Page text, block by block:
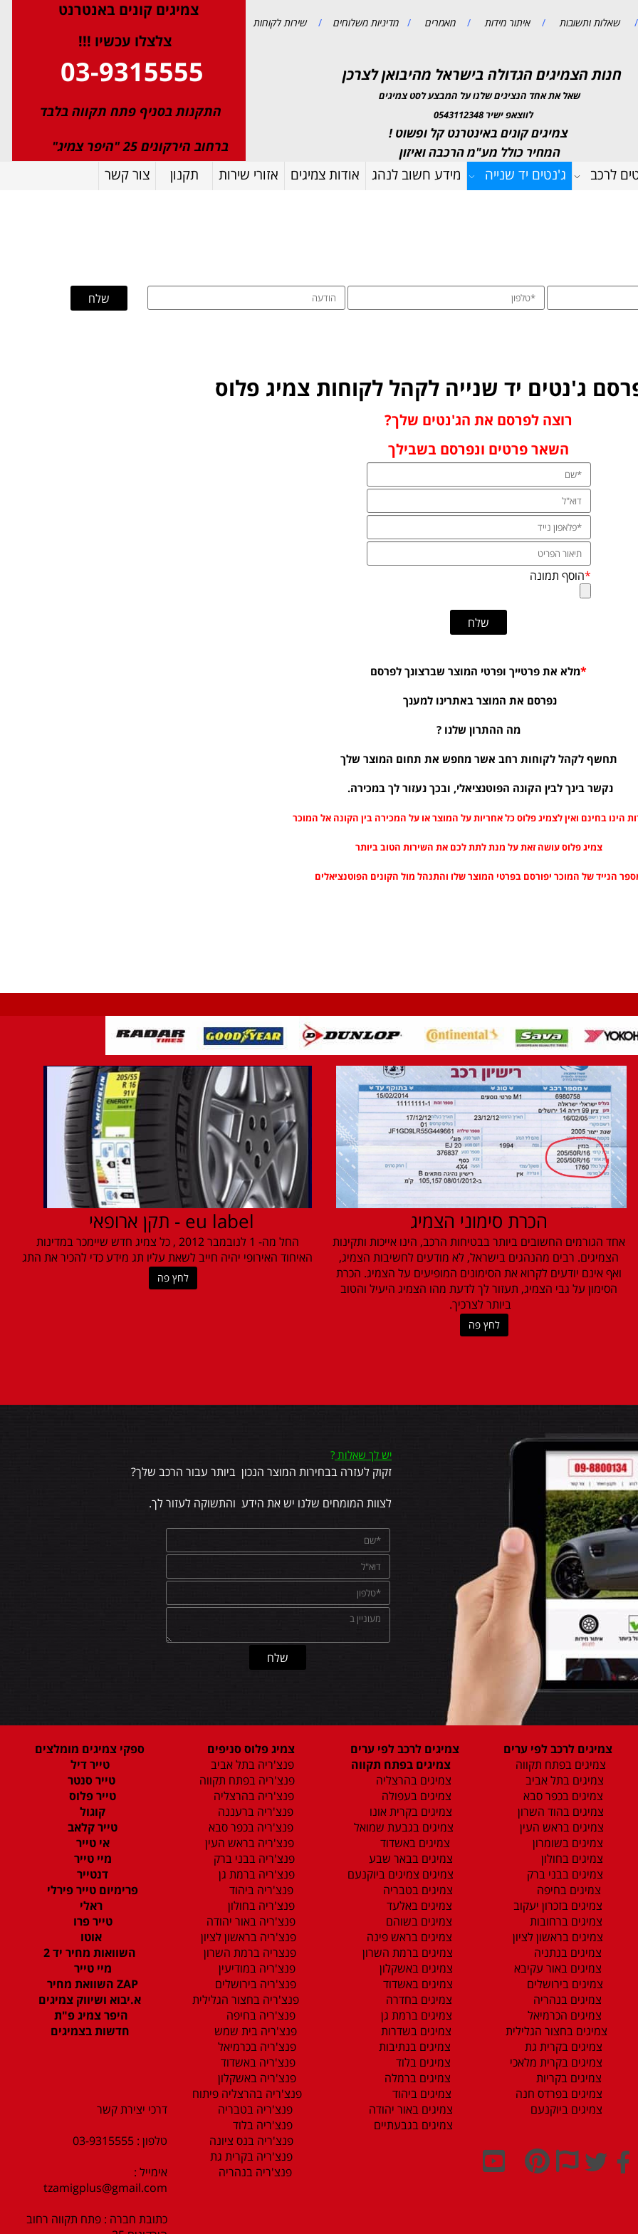
/ שאלות ותשובות / איתור מידות / מאמרים / מדיניות משלוחים / שירות לקוחות
חנות הצמיגים הגדולה בישראל מהיבואן לצרכן
שאל את אחד הנציגים שלנו על המבצע לסט צמיגים
לווצאפ ישיר 0543112348
צמיגים קונים באינטרנט קל ופשוט !
המחיר כולל מע"מ הרכבה ואיזון
צמיגים קונים באנטרנט
צלצלו עכשיו !!!
03-9315555
התקנות בסניף פתח תקווה בלבד
ברחוב הירקונים 25 "היפר צמיג"
לרכב ג'נטים יד שנייה מידע חשוב לנהג אודות צמיגים אזורי שירות תקנון צור קשר
ג'נטים יד שנייה לקהל לקוחות צמיג פלוס
רוצה לפרסם את הג'נטים שלך?
השאר פרטים ונפרסם בשבילך
*מלא את פרטייך ופרטי המוצר שברצונך לפרסם
נפרסם את המוצר באתרינו למענך
מה ההתרון שלנו ?
תחשף לקהל לקוחות רחב אשר מחפש את תחום המוצר שלך
נקשר בינך לבין הקונה הפוטנציאלי, ובכך נעזור לך במכירה.
הינו בחינם ואין לצמיג פלוס כל אחריות על המוצר או על המכירה בין הקונה אל המוכר
צמיג פלוס עושה זאת על מנת לתת לכם את השירות הטוב ביותר
הנייד של המוכר יפורסם בפרטי המוצר שלו והתנהל מול הקונים הפוטנציאלים
הכרת סימוני הצמיג
אחד הגורמים החשובים ביותר בבטיחות הרכב, הינו אייכות ותקינות
הצמיגים. רבים מהנהגים בישראל, לא מודעים לחשיבות הצמיג,
ואף אינם יודעים לקרוא את הסימונים המופיעים על הצמיג. הכרת
הסימון על גבי הצמיג, תעזור לך לדעת מהו הצמיג היעיל והטוב
ביותר לצרכיך.
לחץ פה
eu label - תקן ארופאי
החל מה- 1 לנובמבר 2012 , כל צמיג חדש שיימכר במדינות
האיחוד האירופי יהיה חייב לשאת עליו תג מידע כדי להכיר את התג
לחץ פה
יש לך שאלות ?
זקוק לעזרה בבחירות המוצר הנכון ביותר עבור הרכב שלך?
לצוות המומחים שלנו יש את הידע והתשוקה לעזור לך.
צמיגים לרכב לפי ערים
צמיגים בפתח תקווה
צמיגים בתל אביב
צמיגים בכפר סבא
צמיגים בהוד השרון
צמיגים בראש העין
צמיגים בשומרון
צמיגים בחולון
צמיגים בבני ברק
צמיגים בחיפה
צמיגים בזכרון יעקוב
צמיגים ברחובות
צמיגים בראשון לציון
צמיגים בנתניה
צמיגים באור עקיבא
צמיגים בירושלים
צמיגים בנהריה
צמיגים הכרמיאל
צמיגים בחצור הגלילית
צמיגים בקרית גת
צמיגים בקרית מלאכי
צמיגים בקריות
צמיגים בפרדס חנה
צמיגים ביוקנעם
צמיגים לרכב לפי ערים
צמיגים בפתח תקווה
צמיגים בהרצליה
צמיגים בעפולה
צמיגים בקרית אונו
צמיגים בגבעת שמואל
צמיגים באשדוד
צמיגים בבאר שבע
צמיגים צמיגים ביוקנעם
צמיגים בטבריה
צמיגים באלעד
צמיגים בשוהם
צמיגים בראש פינה
צמיגים ברמת השרון
צמיגים באשקלון
צמיגים באשדוד
צמיגים בחדרה
צמיגים ברמת גן
צמיגים בשדרות
צמיגים בנתיבות
צמיגים בלוד
צמיגים ברמלה
צמיגים ביהוד
צמיגים באור יהודה
צמיגים בגבעתיים
צמיג פלוס סניפים
פנצ'ריה בתל אביב
פנצ'ריה בפתח תקווה
פנצ'ריה בהרצליה
פנצ'ריה ברעננה
פנצ'ריה בכפר סבא
פנצ'ריה בראש העין
פנצ'ריה בבני ברק
פנצ'ריה ברמת גן
פנצ'ריה ביהוד
פנצ'ריה בחולון
פנצ'ריה באור יהודה
פנצ'ריה בראשון לציון
פנצריה ברמת השרון
פנצ'ריה במודיעין
פנצ'ריה בירושלים
פנצ'ריה בחצור הגלילית
פנצ'ריה בחיפה
פנצ'ריה בית שמש
פנצ'ריה בכרמיאל
פנצ'ריה באשדוד
פנצ'ריה באשקלון
פנצ'ריה בהרצליה פיתוח
פנצ'ריה בטבריה
פנצ'ריה בלוד
פנצ'ריה בנס ציונה
פנצ'ריה בקרית גת
פנצ'ריה בנהריה
ספקי צמיגים מומלצים
טייר דיל
טייר סנטר
טייר פלוס
קוגול
טייר קלאב
אי טייר
מיי טייר
דנטייר
פרימיום טייר פירלי
ראלי
טייר פרו
אוטו
השוואות מחיר יד 2
מיי טייר
ZAP השוואת מחיר
א.יבוא ושיווק צמיגים
היפר צמיג פ"ת
חדשות בצמיגים
דרכי יצירת קשר
טלפון : 03-9315555
אימייל :
tzamigplus@gmail.com
כתובת חברה : פתח תקווה רחוב